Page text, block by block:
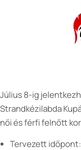
Július 8-ig
Strandkézilabda
női és férfi felnőtt
Tervezett időpont: